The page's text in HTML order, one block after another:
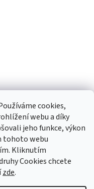
cookies,
webu a díky
jeho funkce, výkon
tohoto webu
Kliknutím
Cookies chcete
zde.